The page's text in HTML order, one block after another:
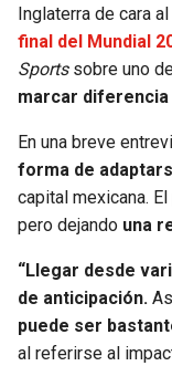
49ERS
SEAHAWKS
BEARS
LIONS
PACKERS
VIKINGS
GRIZZLIES
PELICANS
SPURS
NUGGETS
TIMBERWOLVES
THUNDER
Inglaterra de cara
final del Mundial
Sportssobre uno
marcar diferencia
En una breve
forma de
capital mexicana.
pero dejando una
“Llegar desde
de anticipación.
puede ser
al referirse al